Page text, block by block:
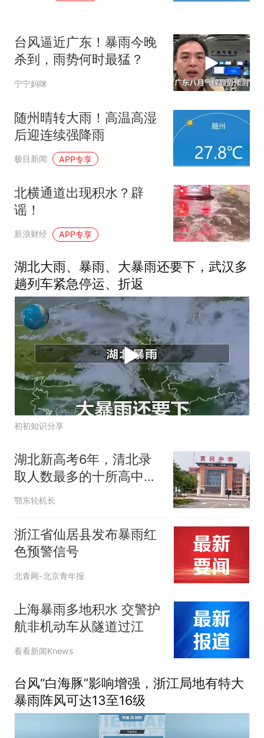
台风逼近广东！暴雨今晚
杀到，雨势何时最猛？
宁宁妈咪
随州晴转大雨！高温高湿
后迎连续强降雨
极目新闻 APP专享
北横通道出现积水？辟
谣！
新浪财经 APP专享
湖北大雨、暴雨、大暴雨还要下，武汉多
趟列车紧急停运、折返
初初知识分享
湖北新高考6年，清北录
取人数最多的十所高中，
蕲春一中成为榜单里面唯
鄂东轮机长
浙江省仙居县发布暴雨红
色预警信号
北青网-北京青年报
上海暴雨多地积水 交警护
航非机动车从隧道过江
看看新闻Knews
台风“白海豚”影响增强，浙江局地有特大
暴雨阵风可达13至16级